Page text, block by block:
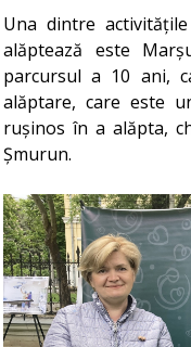
Una dintre
alăptează este
parcursul a 10 ani,
alăptare, care este
rușinos în a alăpta,
Șmurun.